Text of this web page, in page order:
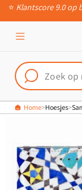
Meteen naar
📦Ruim 200.000
Home Hoesjes